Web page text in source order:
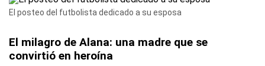
El posteo del futbolista dedicado a su esposa
El milagro de Alana: una madre que se
convirtió en heroína